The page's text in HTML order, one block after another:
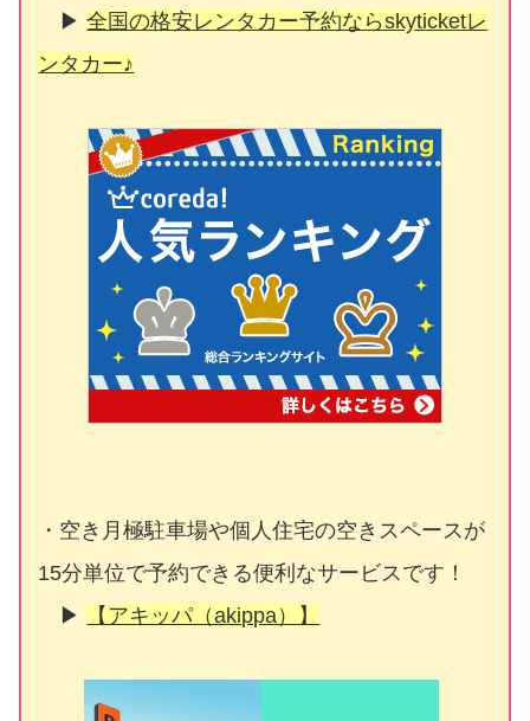
▶全国の格安レンタカー予約ならskyticketレ
ンタカー♪
・空き月極駐車場や個人住宅の空きスペースが
15分単位で予約できる便利なサービスです！
▶
【アキッパ（akippa）】